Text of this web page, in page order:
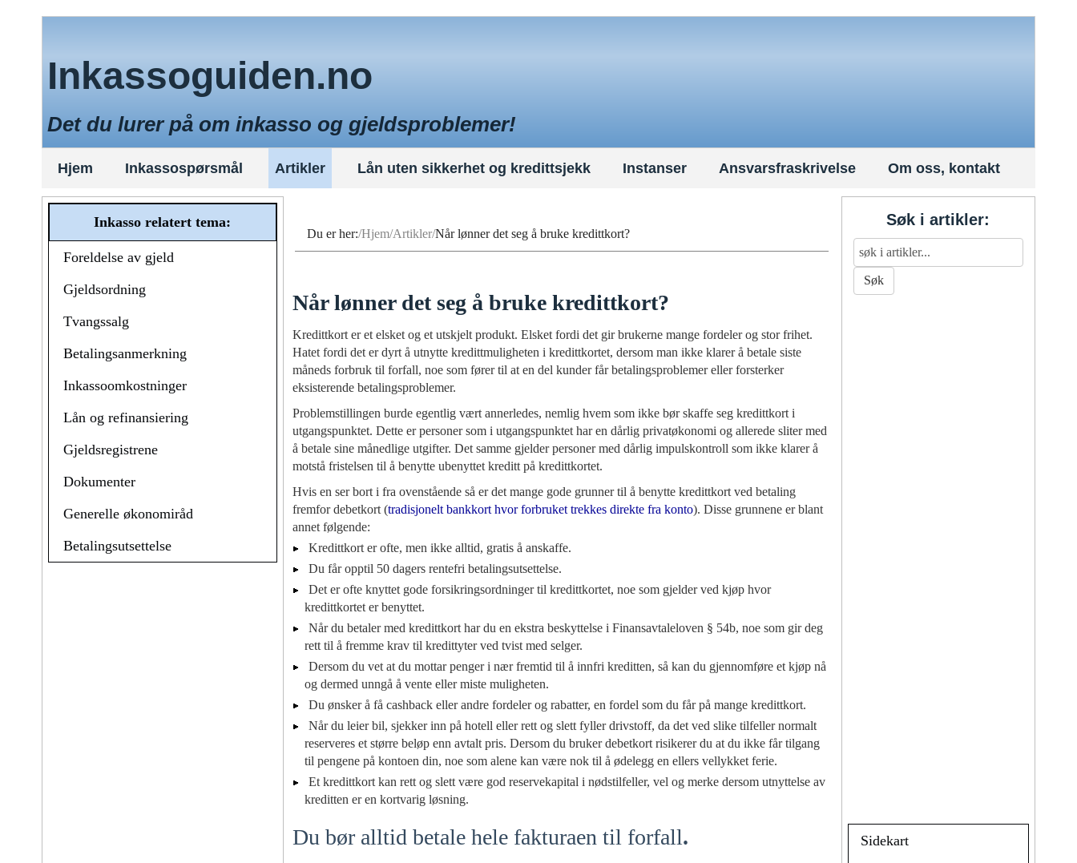
Inkassoguiden.no
Det du lurer på om inkasso og gjeldsproblemer!
Hjem Inkassospørsmål Artikler Lån uten sikkerhet og kredittsjekk Instanser Ansvarsfraskrivelse Om oss, kontakt
Inkasso relatert tema:
Foreldelse av gjeld
Gjeldsordning
Tvangssalg
Betalingsanmerkning
Inkassoomkostninger
Lån og refinansiering
Gjeldsregistrene
Dokumenter
Generelle økonomiråd
Betalingsutsettelse
Du er her: Hjem Artikler Når lønner det seg å bruke kredittkort?
Når lønner det seg å bruke kredittkort?
Kredittkort er et elsket og et utskjelt produkt. Elsket fordi det gir brukerne mange fordeler og stor frihet.
Hatet fordi det er dyrt å utnytte kredittmuligheten i kredittkortet, dersom man ikke klarer å betale siste
måneds forbruk til forfall, noe som fører til at en del kunder får betalingsproblemer eller forsterker
eksisterende betalingsproblemer.
Problemstillingen burde egentlig vært annerledes, nemlig hvem som ikke bør skaffe seg kredittkort i
utgangspunktet. Dette er personer som i utgangspunktet har en dårlig privatøkonomi og allerede sliter med
å betale sine månedlige utgifter. Det samme gjelder personer med dårlig impulskontroll som ikke klarer å
motstå fristelsen til å benytte ubenyttet kreditt på kredittkortet.
Hvis en ser bort i fra ovenstående så er det mange gode grunner til å benytte kredittkort ved betaling
fremfor debetkort (tradisjonelt bankkort hvor forbruket trekkes direkte fra konto). Disse grunnene er blant
annet følgende:
Kredittkort er ofte, men ikke alltid, gratis å anskaffe.
Du får opptil 50 dagers rentefri betalingsutsettelse.
Det er ofte knyttet gode forsikringsordninger til kredittkortet, noe som gjelder ved kjøp hvor
kredittkortet er benyttet.
Når du betaler med kredittkort har du en ekstra beskyttelse i Finansavtaleloven § 54b, noe som gir deg
rett til å fremme krav til kredittyter ved tvist med selger.
Dersom du vet at du mottar penger i nær fremtid til å innfri kreditten, så kan du gjennomføre et kjøp nå
og dermed unngå å vente eller miste muligheten.
Du ønsker å få cashback eller andre fordeler og rabatter, en fordel som du får på mange kredittkort.
Når du leier bil, sjekker inn på hotell eller rett og slett fyller drivstoff, da det ved slike tilfeller normalt
reserveres et større beløp enn avtalt pris. Dersom du bruker debetkort risikerer du at du ikke får tilgang
til pengene på kontoen din, noe som alene kan være nok til å ødelegg en ellers vellykket ferie.
Et kredittkort kan rett og slett være god reservekapital i nødstilfeller, vel og merke dersom utnyttelse av
kreditten er en kortvarig løsning.
Du bør alltid betale hele fakturaen til forfall.
Søk i artikler:
Sidekart